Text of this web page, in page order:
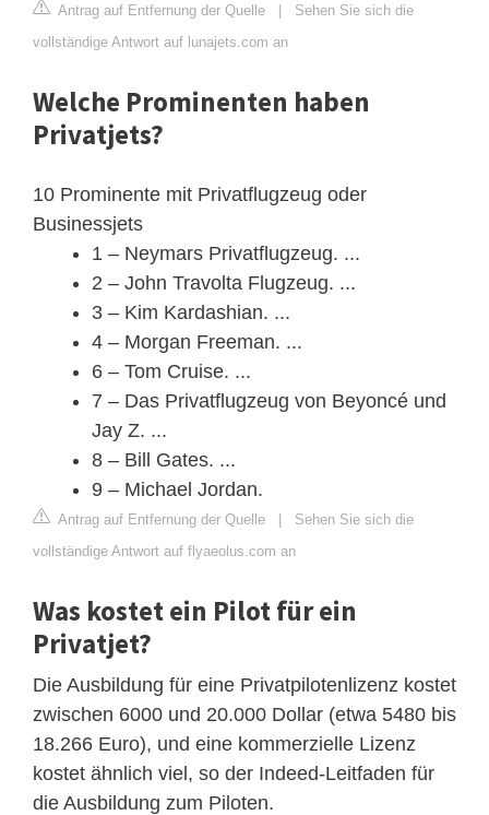
Antrag auf Entfernung der Quelle | Sehen Sie sich die
vollständige Antwort auf lunajets.com an
Welche Prominenten haben
Privatjets?
10 Prominente mit Privatflugzeug oder
Businessjets
1 – Neymars Privatflugzeug. ...
2 – John Travolta Flugzeug. ...
3 – Kim Kardashian. ...
4 – Morgan Freeman. ...
6 – Tom Cruise. ...
7 – Das Privatflugzeug von Beyoncé und
Jay Z. ...
8 – Bill Gates. ...
9 – Michael Jordan.
Antrag auf Entfernung der Quelle | Sehen Sie sich die
vollständige Antwort auf flyaeolus.com an
Was kostet ein Pilot für ein
Privatjet?
Die Ausbildung für eine Privatpilotenlizenz kostet
zwischen 6000 und 20.000 Dollar (etwa 5480 bis
18.266 Euro), und eine kommerzielle Lizenz
kostet ähnlich viel, so der Indeed-Leitfaden für
die Ausbildung zum Piloten.